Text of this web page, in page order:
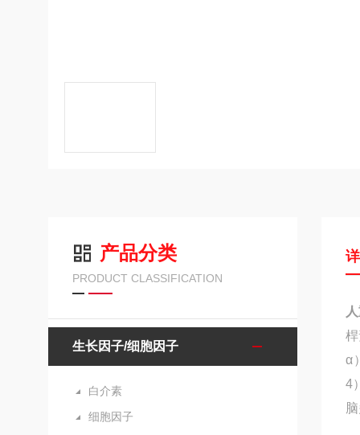
产品分类
PRODUCT CLASSIFICATION
生长因子/细胞因子
白介素
细胞因子
α
4